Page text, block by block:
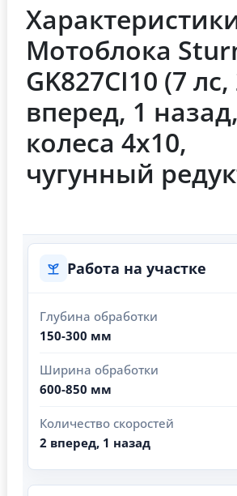
Мотоблока
GK827CI10 (7 лс,
вперед, 1 назад,
колеса 4х10,
чугунный
Работа на участке
Глубина обработки
150-300 мм
Ширина обработки
600-850 мм
Количество скоростей
2 вперед, 1 назад